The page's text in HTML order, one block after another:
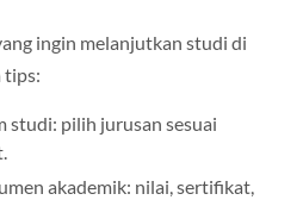
ingin melanjutkan studi di
tips:
studi: pilih jurusan sesuai
akademik: nilai, sertifikat,